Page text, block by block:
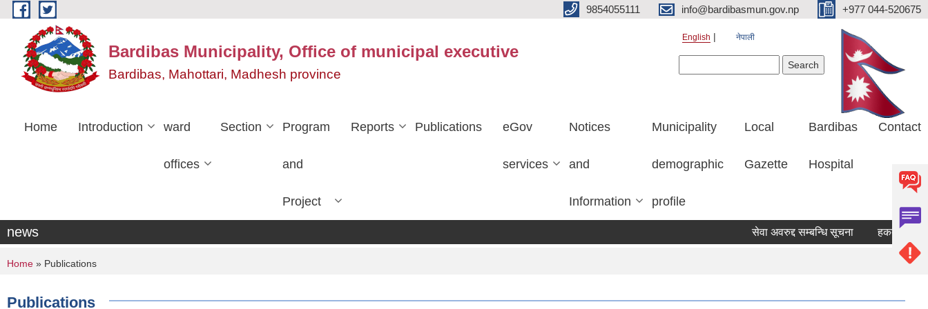
Skip to main content 9854055111 info@bardibasmun.gov.np +977 044-520675
Bardibas Municipality, Office of municipal executive
Bardibas, Mahottari, Madhesh province
English नेपाली
Home Introduction ward
offices
Section Program
and
Project
Reports Publications eGov
services
Notices
and
Information
Municipality
demographic
profile
Local
Gazette
Bardibas
Hospital
Contact
news सेवा अवरुद्द सम्बन्धि सूचना हकदावी
You are here
Home » Publications
Publications